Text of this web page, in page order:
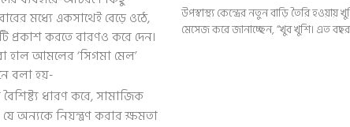
মধ্যে একসাথেই বেড়ে ওঠে,
প্রকাশ করতে বারণও করে দেন।
হাল আমলের ‘সিগমা মেল’
বলা হয়-
ধারণ করে, সামাজিক
অন্যকে নিয়ন্ত্রণ করার ক্ষমতা
উপস্বাস্থ্য কেন্দ্রের নতুন বাড়ি তৈরি হওয়ায়
মেসেজ করে জানাচ্ছেন, “খুব খুশি। এত